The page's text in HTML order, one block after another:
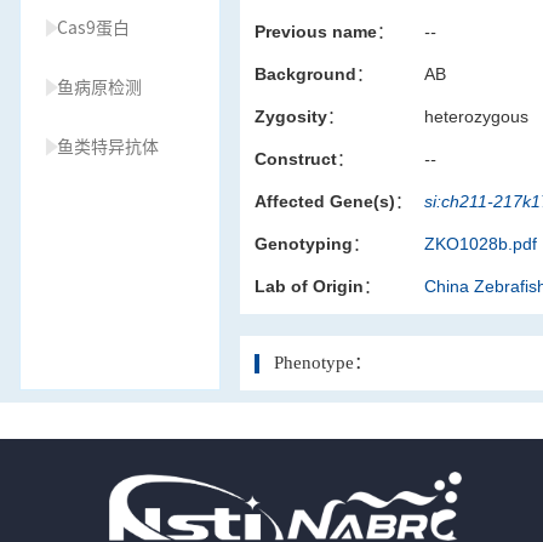
Cas9蛋白
鱼病原检测
鱼类特异抗体
Previous name： --
Background： AB
Zygosity： heterozygous
Construct： --
Affected Gene(s)： si:ch211-
Genotyping： ZKO1028b.pdf
Lab of Origin： China
Phenotype：